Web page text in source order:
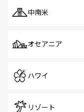
中南米
オセアニア
ハワイ
リゾート